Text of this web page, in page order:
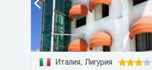
Италия, Лигурия